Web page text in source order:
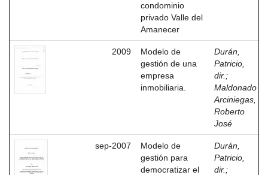
condominio
privado Valle del
Amanecer
2009
Modelo de
gestión de una
empresa
inmobiliaria.
Durán,
Patricio,
dir. ;
Maldonado
Arciniegas,
Roberto
José
sep-2007
Modelo de
gestión para
democratizar el
Durán,
Patricio,
dir. ;